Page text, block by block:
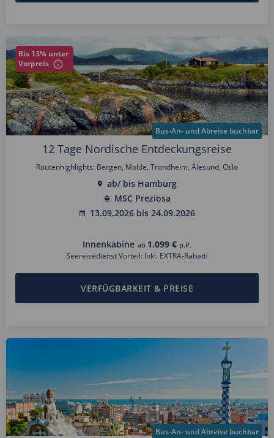
Bis 13% unter
Vorpreis
Bus-An- und Abreise buchbar
12 Tage Nordische Entdeckungsreise
Routenhighlights: Bergen, Molde, Trondheim, Ålesund, Oslo
ab/ bis Hamburg
MSC Preziosa
13.09.2026 bis 24.09.2026
Innenkabine ab 1.099 € p.P.
Seereisedienst Vorteil: Inkl. EXTRA-Rabatt!
VERFÜGBARKEIT & PREISE
Bus-An- und Abreise buchbar